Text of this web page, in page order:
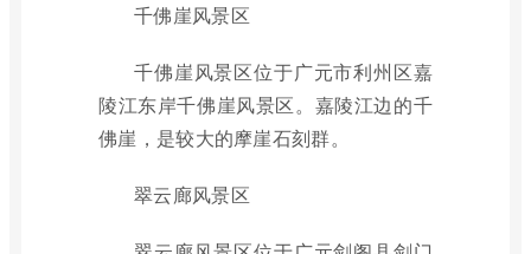
千佛崖风景区
千佛崖风景区位于广元市利州区嘉
陵江东岸千佛崖风景区。嘉陵江边的千
佛崖，是较大的摩崖石刻群。
翠云廊风景区